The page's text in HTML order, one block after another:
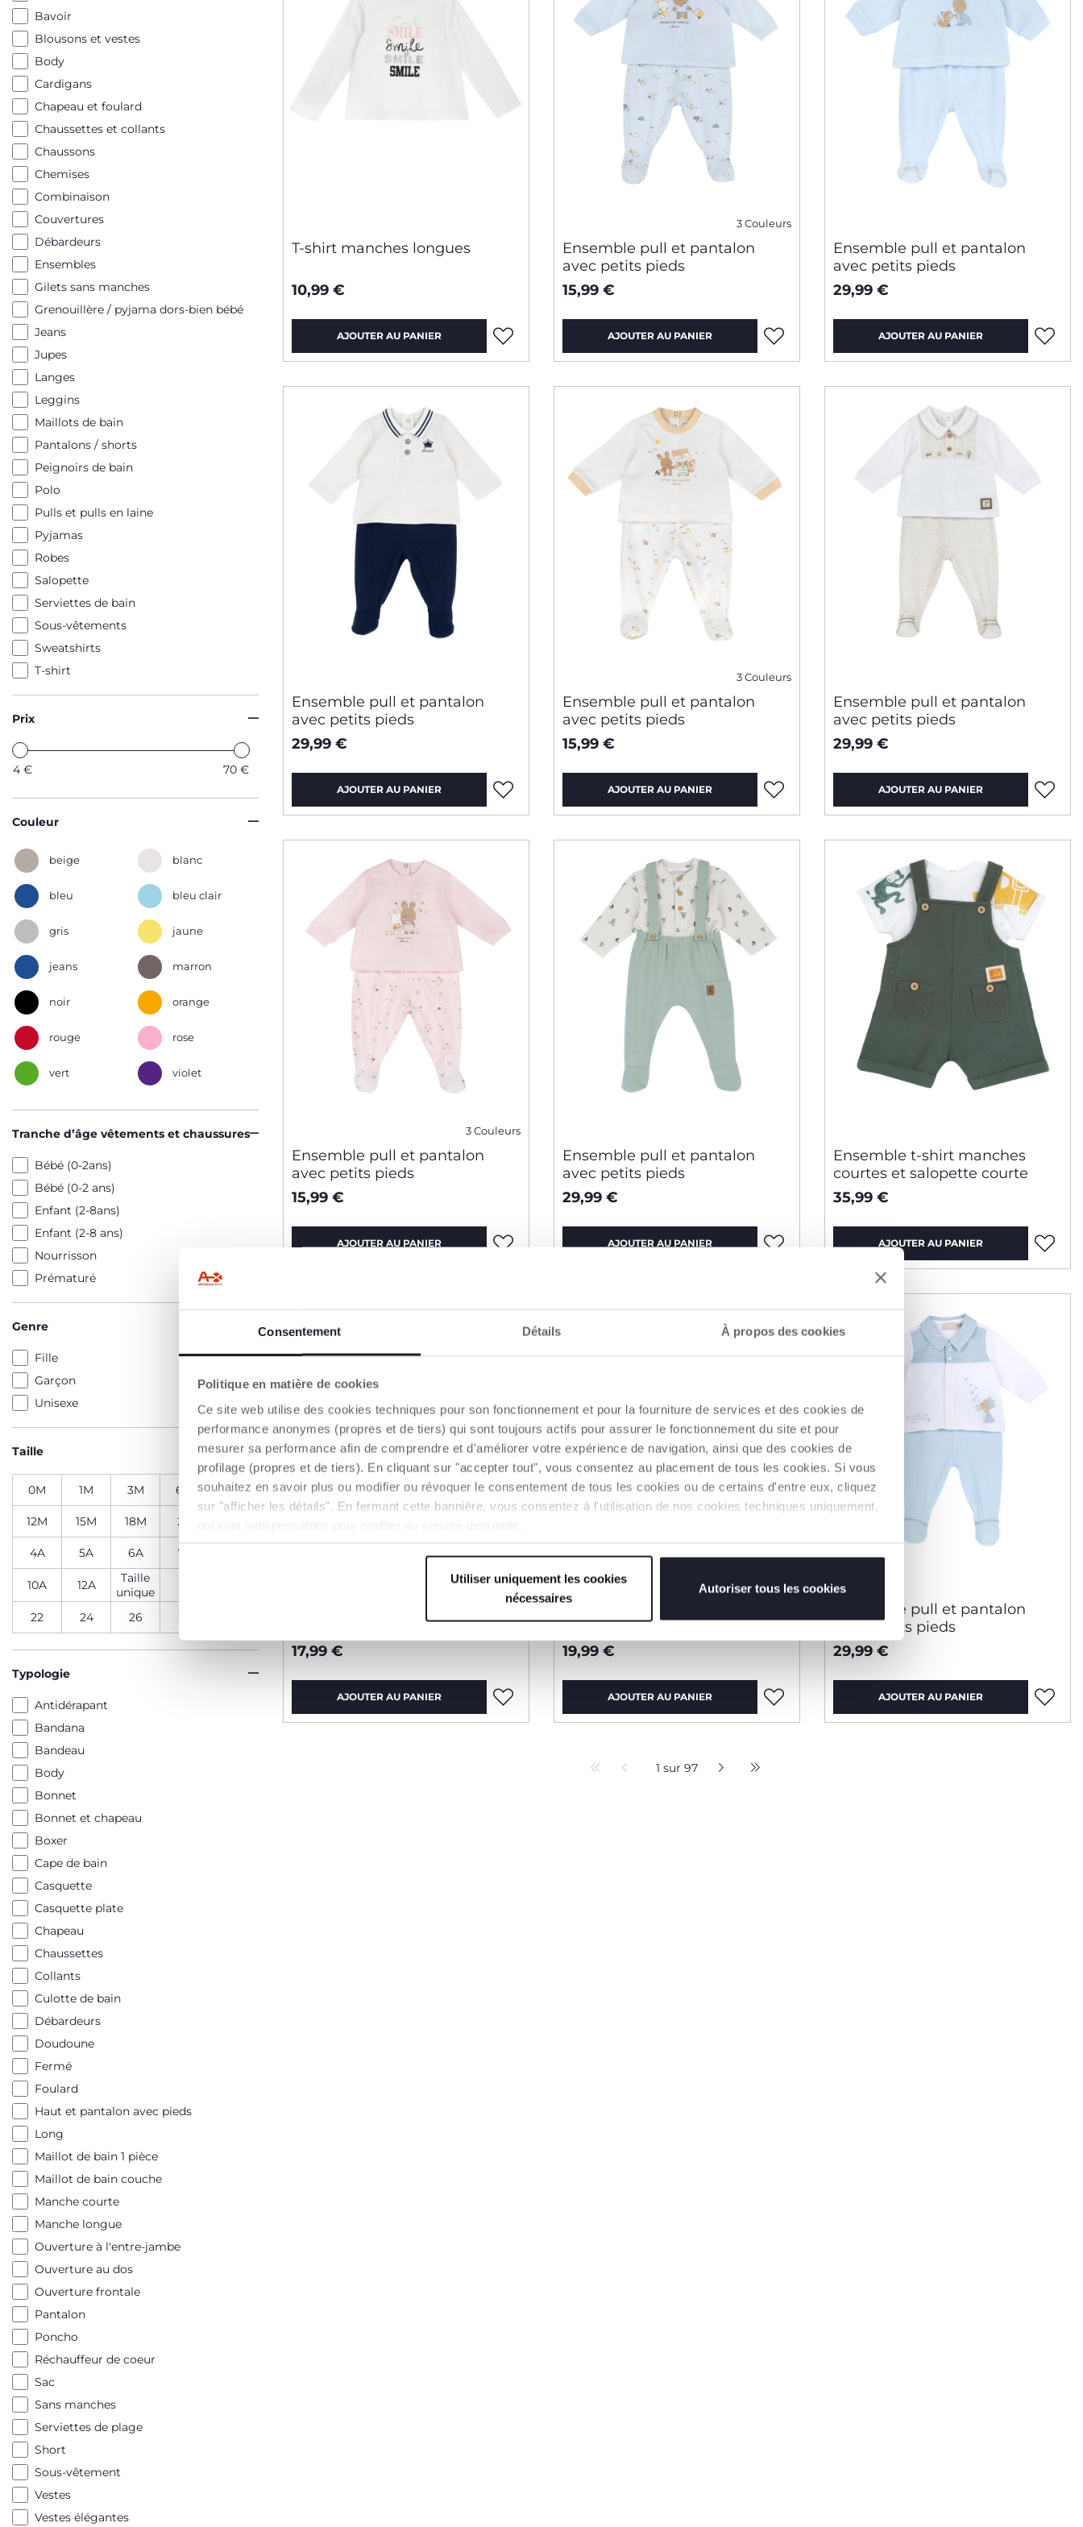
Consentement Détails À propos des cookies
Politique en matière de cookies
Ce site web utilise des cookies techniques pour son fonctionnement et pour la fourniture de services et des cookies de
performance anonymes (propres et de tiers) qui sont toujours actifs pour assurer le fonctionnement du site et pour
mesurer sa performance afin de comprendre et d'améliorer votre expérience de navigation, ainsi que des cookies de
profilage (propres et de tiers). En cliquant sur "accepter tout", vous consentez au placement de tous les cookies. Si vous
souhaitez en savoir plus ou modifier ou révoquer le consentement de tous les cookies ou de certains d'entre eux, cliquez
sur "afficher les détails". En fermant cette bannière, vous consentez à l'utilisation de nos cookies techniques uniquement,
Utiliser uniquement les cookies
nécessaires
Autoriser tous les cookies
Bavoir
Blousons et vestes
Body
Cardigans
Chapeau et foulard
Chaussettes et collants
Chaussons
Chemises
Combinaison
Couvertures
Débardeurs
Ensembles
Gilets sans manches
Grenouillère / pyjama dors-bien bébé
Jeans
Jupes
Langes
Leggins
Maillots de bain
Pantalons / shorts
Peignoirs de bain
Polo
Pulls et pulls en laine
Pyjamas
Robes
Salopette
Serviettes de bain
Sous-vêtements
Sweatshirts
T-shirt
Prix
4 € 70 €
Couleur
beige blanc
bleu bleu clair
gris jaune
jeans marron
noir orange
rouge rose
vert violet
Tranche d’âge vêtements et chaussures
Bébé (0-2ans)
Bébé (0-2 ans)
Enfant (2-8ans)
Enfant (2-8 ans)
Nourrisson
Prématuré
Genre
Fille
Garçon
Unisexe
Taille
0M 1M 3M 6M 9M
12M 15M 18M 2A
4A 5A 6A 7A
10A 12A
Taille
unique
22 24 26 28
Typologie
Antidérapant
Bandana
Bandeau
Body
Bonnet
Bonnet et chapeau
Boxer
Cape de bain
Casquette
Casquette plate
Chapeau
Chaussettes
Collants
Culotte de bain
Débardeurs
Doudoune
Fermé
Foulard
Haut et pantalon avec pieds
Long
Maillot de bain 1 pièce
Maillot de bain couche
Manche courte
Manche longue
Ouverture à l'entre-jambe
Ouverture au dos
Ouverture frontale
Pantalon
Poncho
Réchauffeur de coeur
Sac
Sans manches
Serviettes de plage
Short
Sous-vêtement
Vestes
Vestes élégantes
T-shirt manches longues
10,99 €
AJOUTER AU PANIER
3 Couleurs
Ensemble pull et pantalon
avec petits pieds
15,99 €
AJOUTER AU PANIER
Ensemble pull et pantalon
avec petits pieds
29,99 €
AJOUTER AU PANIER
Ensemble pull et pantalon
avec petits pieds
29,99 €
AJOUTER AU PANIER
3 Couleurs
Ensemble pull et pantalon
avec petits pieds
15,99 €
AJOUTER AU PANIER
Ensemble pull et pantalon
avec petits pieds
29,99 €
AJOUTER AU PANIER
3 Couleurs
Ensemble pull et pantalon
avec petits pieds
15,99 €
AJOUTER AU PANIER
Ensemble pull et pantalon
avec petits pieds
29,99 €
AJOUTER AU PANIER
Ensemble t-shirt manches
courtes et salopette courte
35,99 €
AJOUTER AU PANIER
17,99 €
AJOUTER AU PANIER
19,99 €
AJOUTER AU PANIER
Ensemble pull et pantalon
avec petits pieds
29,99 €
AJOUTER AU PANIER
1 sur 97